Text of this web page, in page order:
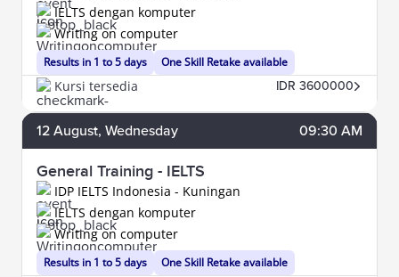
Results in 1 to 5 days
IELTS dengan komputer
Writing on computer
One Skill Retake available
Kursi tersedia IDR 3600000
12 August, Wednesday 09:30 AM
General Training - IELTS
IDP IELTS Indonesia - Kuningan
Results in 1 to 5 days
IELTS dengan komputer
Writing on computer
One Skill Retake available